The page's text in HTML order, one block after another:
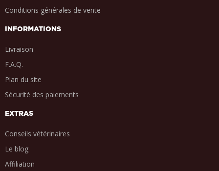
Conditions générales de vente
INFORMATIONS
Livraison
F.A.Q.
Plan du site
Sécurité des paiements
EXTRAS
Conseils vétérinaires
Le blog
Affiliation